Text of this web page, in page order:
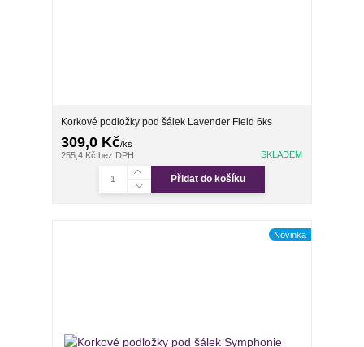
Korkové podložky pod šálek Lavender Field 6ks
309,0 Kč/ks
255,4 Kčbez DPH SKLADEM
Přidat do košíku
Novinka